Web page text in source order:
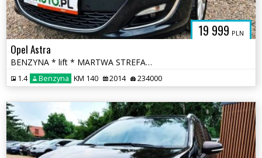
19 999 PLN
Opel Astra
BENZYNA * lift * MARTWA STREFA * KAMERA * nawigacja * super * okazja
1.4 Benzyna KM 140 2014 234000